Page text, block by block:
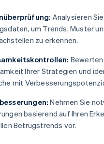
Analysieren
um Trends, Muster
zu erkennen.
Ihrer Strategien und
mit
Nehmen Sie
basierend auf Ihren
Betrugstrends vor.